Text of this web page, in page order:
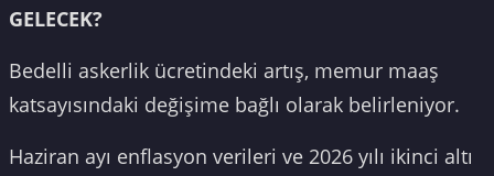
GELECEK?
Bedelli askerlik ücretindeki artış, memur maaş
katsayısındaki değişime bağlı olarak belirleniyor.
Haziran ayı enflasyon verileri ve 2026 yılı ikinci altı